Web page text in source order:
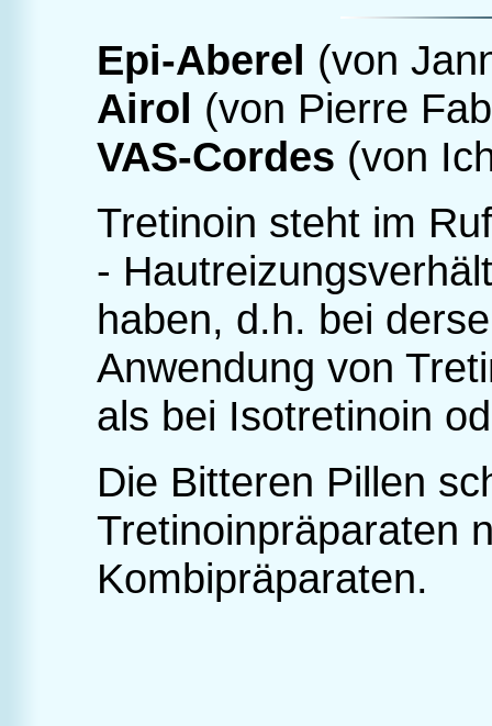
Epi-Aberel (von
Airol (von Pierre
VAS-Cordes (von
Tretinoin steht im
-
haben, d.h. bei
Anwendung von
als bei Isotretinoin
Die Bitteren Pillen
Tretinoinpräparaten
Kombipräparaten.